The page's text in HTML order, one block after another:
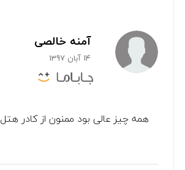
آمنه خالصی
14 آبان 1397
همه چیز عالی بود ممنون از کادر هتل